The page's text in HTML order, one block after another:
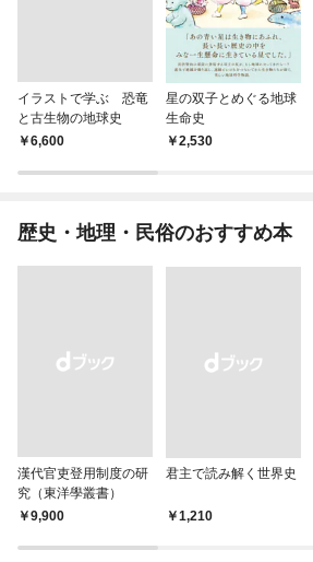
イラストで学ぶ 恐竜
と古生物の地球史
￥6,600
星の双子とめぐる地球
生命史
2,530
歴史・地理・民俗のおすすめ本
漢代官吏登用制度の研
究（東洋學叢書）
￥9,900
君主で読み解く世界史
￥1,210